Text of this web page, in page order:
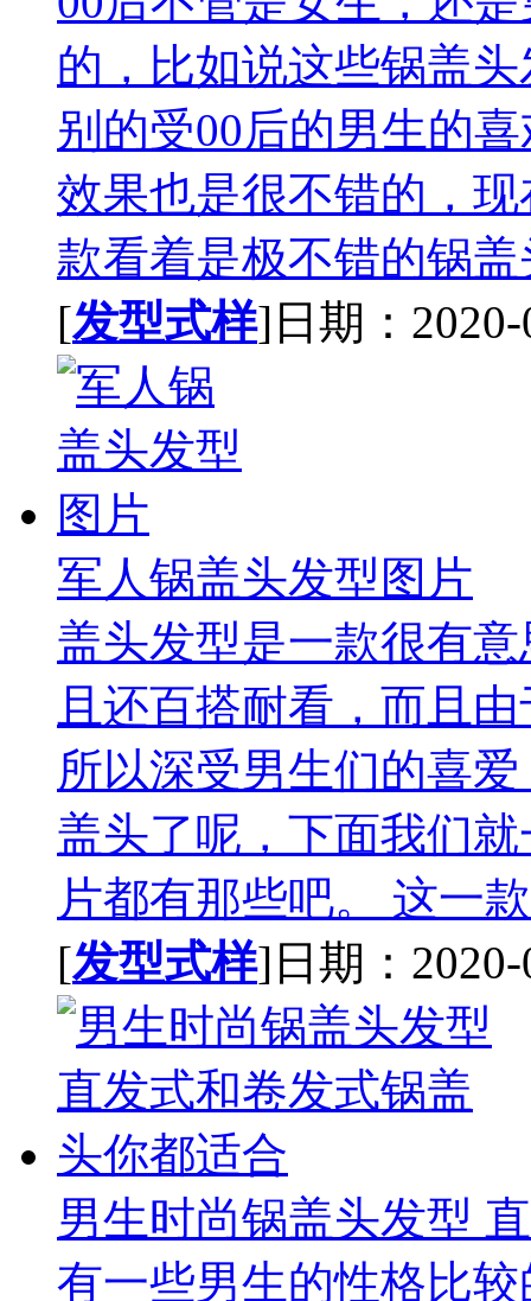
的，比如说这些锅盖
别的受00后的男生的
效果也是很不错的，
款看着是极不错的锅
[发型式样]日期：2020-
军人锅盖头发型图片
盖头发型是一款很有
且还百搭耐看，而且
所以深受男生们的喜
盖头了呢，下面我们
片都有那些吧。 这一
[发型式样]日期：2020-
男生时尚锅盖头发型
有一些男生的性格比